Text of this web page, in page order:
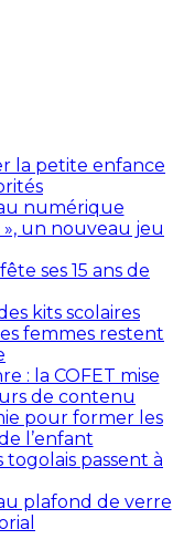
la petite enfance
numérique
un nouveau jeu
ses 15 ans de
kits scolaires
femmes restent
: la COFET mise
de contenu
pour former les
l’enfant
passent à
plafond de verre